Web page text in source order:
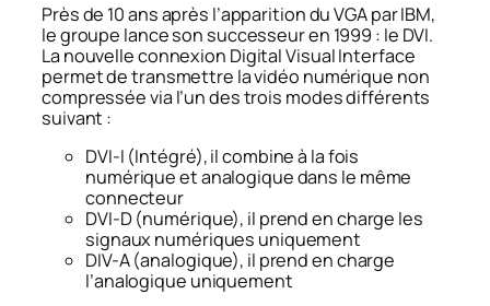
Près de 10 ans après l’apparition du VGA par IBM,
le groupe lance son successeur en 1999 : le DVI.
La nouvelle connexion Digital Visual Interface
permet de transmettre la vidéo numérique non
compressée via l’un des trois modes différents
suivant :
DVI-I (Intégré), il combine à la fois
numérique et analogique dans le même
connecteur
DVI-D (numérique), il prend en charge les
signaux numériques uniquement
DIV-A (analogique), il prend en charge
l’analogique uniquement